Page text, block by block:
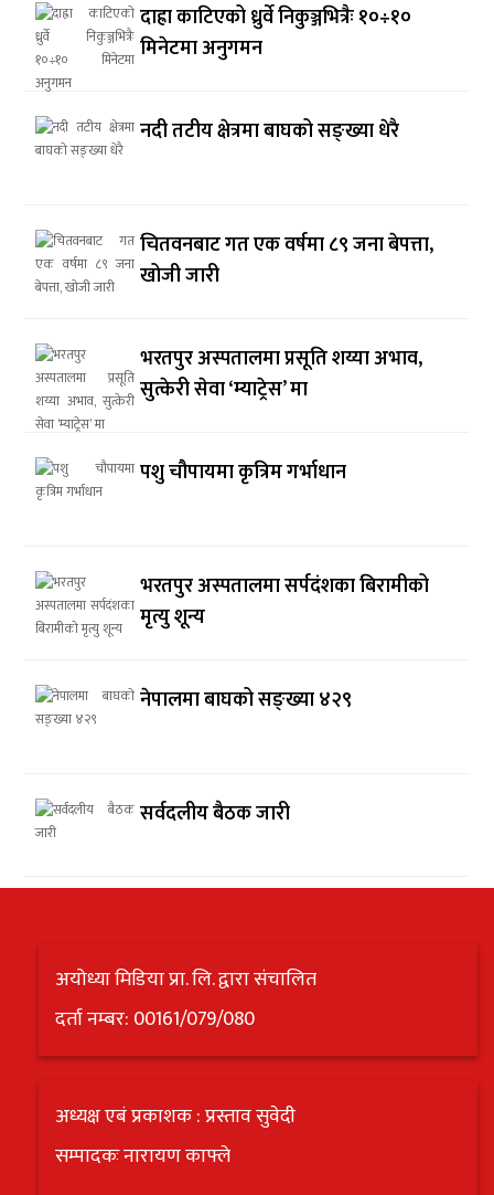
दाह्रा काटिएको ध्रुर्वे निकुञ्जभित्रैः १०÷१०
मिनेटमा अनुगमन
नदी तटीय क्षेत्रमा बाघको सङ्ख्या धेरै
चितवनबाट गत एक वर्षमा ८९ जना बेपत्ता,
खोजी जारी
भरतपुर अस्पतालमा प्रसूति शय्या अभाव,
सुत्केरी सेवा ‘म्याट्रेस’ मा
पशु चौपायमा कृत्रिम गर्भाधान
भरतपुर अस्पतालमा सर्पदंशका बिरामीको
मृत्यु शून्य
नेपालमा बाघको सङ्ख्या ४२९
सर्वदलीय बैठक जारी
अयोध्या मिडिया प्रा. लि. द्वारा संचालित
दर्ता नम्बर: 00161/079/080
अध्यक्ष एबं प्रकाशक : प्रस्ताव सुवेदी
सम्पादकः नारायण काफ्ले